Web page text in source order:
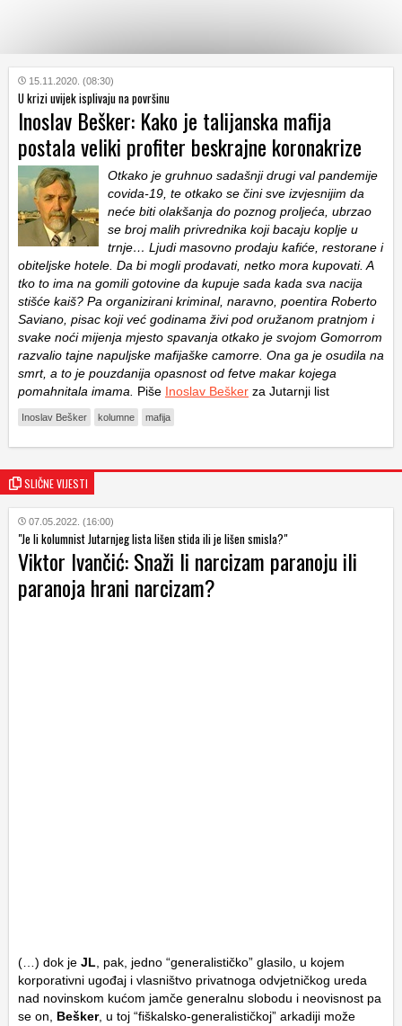
KATEGORIJE
HRVATSKI
WEB
15.11.2020. (08:30)
U krizi uvijek isplivaju na površinu
Inoslav Bešker: Kako je talijanska mafija
postala veliki profiter beskrajne koronakrize
Otkako je gruhnuo sadašnji drugi val pandemije
covida-19, te otkako se čini sve izvjesnijim da
neće biti olakšanja do poznog proljeća, ubrzao
se broj malih privrednika koji bacaju koplje u
trnje… Ljudi masovno prodaju kafiće, restorane i
obiteljske hotele. Da bi mogli prodavati, netko mora kupovati. A
tko to ima na gomili gotovine da kupuje sada kada sva nacija
stišće kaiš? Pa organizirani kriminal, naravno, poentira Roberto
Saviano, pisac koji već godinama živi pod oružanom pratnjom i
svake noći mijenja mjesto spavanja otkako je svojom Gomorrom
razvalio tajne napuljske mafijaške camorre. Ona ga je osudila na
smrt, a to je pouzdanija opasnost od fetve makar kojega
pomahnitala imama.
Piše Inoslav Bešker za Jutarnji list
Inoslav Bešker kolumne mafija
SLIČNE VIJESTI
07.05.2022. (16:00)
"Je li kolumnist Jutarnjeg lista lišen stida ili je lišen smisla?"
Viktor Ivančić: Snaži li narcizam paranoju ili
paranoja hrani narcizam?
(…) dok je JL , pak, jedno “generalističko” glasilo, u kojem
korporativni ugođaj i vlasništvo privatnoga odvjetničkog ureda
nad novinskom kućom jamče generalnu slobodu i neovisnost pa
se on, Bešker, u toj “fiškalsko-generalističkoj” arkadiji može